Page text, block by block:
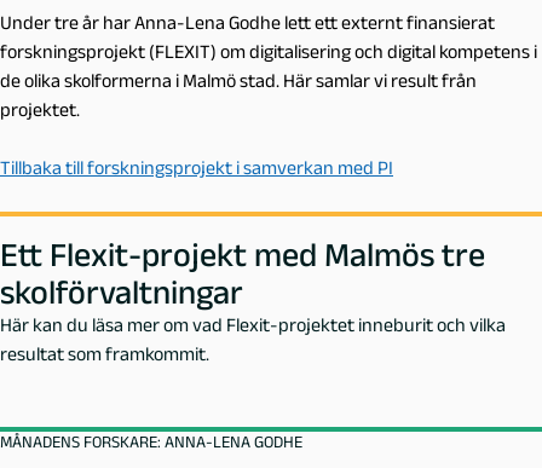
a
l
m
ö
Under tre år har Anna-Lena Godhe lett ett externt finansierat
forskningsprojekt (FLEXIT) om digitalisering och digital kompetens i
de olika skolformerna i Malmö stad. Här samlar vi result från
projektet.
Tillbaka till forskningsprojekt i samverkan med PI
Ett Flexit-projekt med Malmös tre
skolförvaltningar
Här kan du läsa mer om vad Flexit-projektet inneburit och vilka
resultat som framkommit.
MÅNADENS FORSKARE: ANNA-LENA GODHE